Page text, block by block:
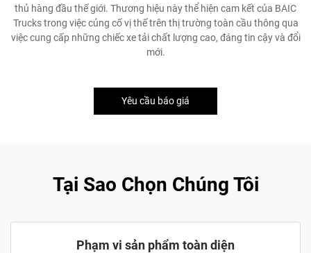
thủ hàng đầu thế giới. Thương hiệu này thể hiện cam kết của BAIC
Trucks trong việc củng cố vị thế trên thị trường toàn cầu thông qua
việc cung cấp những chiếc xe tải chất lượng cao, đáng tin cậy và đổi
mới.
Yêu cầu báo giá
Tại Sao Chọn Chúng Tôi
Phạm vi sản phẩm toàn diện